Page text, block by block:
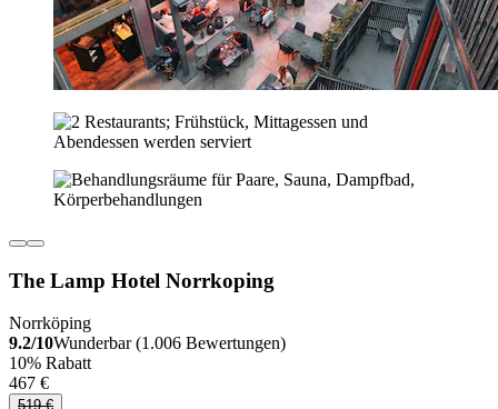
The Lamp Hotel Norrkoping
Norrköping
9.2/10Wunderbar (1.006 Bewertungen)
10% Rabatt
467 €
519 €